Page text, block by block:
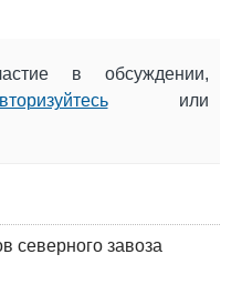
в обсуждении,
или
северного завоза